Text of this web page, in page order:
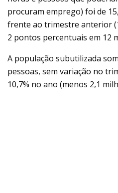
procuram emprego) foi de
frente ao trimestre anterior
2 pontos percentuais em 12
A população subutilizada
pessoas, sem variação no
10,7% no ano (menos 2,1